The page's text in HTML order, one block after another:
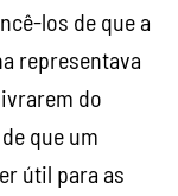
los de que a
representava
do
que um
útil para as